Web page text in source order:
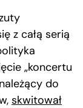
z całą serią
„koncertu
do
skwitował